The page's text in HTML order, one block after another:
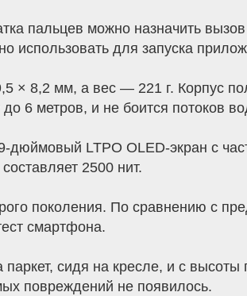
пальцев можно назначить
использовать для запуска
× 8,2 мм, а вес — 221 г. Корпус
6 метров, и не боится потоков
дюймовый LTPO OLED-экран с
2500 нит.
поколения. По сравнению с
смартфона.
сидя на кресле, и с
повреждений не появилось.